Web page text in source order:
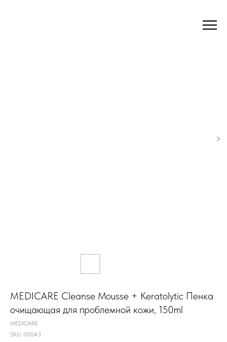
MEDICARE Cleanse Mousse + Keratolytic Пенка
очищающая для проблемной кожи, 150ml
MEDICARE
SKU: 00043